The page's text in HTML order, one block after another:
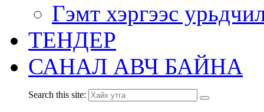
Гэмт хэргээс
ТЕНДЕР
САНАЛ АВЧ БАЙНА
Search this site: